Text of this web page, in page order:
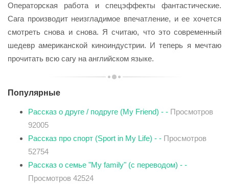
Операторская работа и спецэффекты фантастические.
Сага производит неизгладимое впечатление, и ее хочется
смотреть снова и снова. Я считаю, что это современный
шедевр американской киноиндустрии. И теперь я мечтаю
прочитать всю сагу на английском языке.
Популярные
Рассказ о друге / подруге (My Friend) - - Просмотров
92005
Рассказ про спорт (Sport in My Life) - - Просмотров
52754
Рассказ о семье "My family" (с переводом) - -
Просмотров 42524